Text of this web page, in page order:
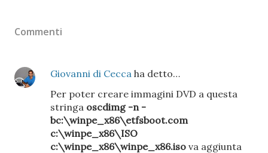
Commenti
Giovanni di Cecca ha detto…
Per poter creare immagini DVD a questa
stringa oscdimg -n -
bc:\winpe_x86\etfsboot.com
c:\winpe_x86\ISO
c:\winpe_x86\winpe_x86.iso va aggiunta